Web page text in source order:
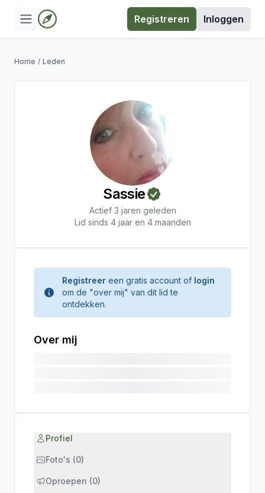
Registreren Inloggen
Home / Leden
Sassie
Actief 3 jaren geleden
Lid sinds 4 jaar en 4 maanden
Registreer een gratis account of login
om de "over mij" van dit lid te
ontdekken.
Over mij
Profiel
Foto's (0)
Oproepen (0)